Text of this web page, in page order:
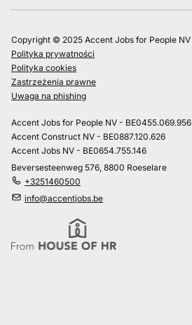
Copyright © 2025 Accent Jobs for People NV
Polityka prywatności
Polityka cookies
Zastrzeżenia prawne
Uwaga na phishing
Accent Jobs for People NV - BE0455.069.956
Accent Construct NV - BE0887.120.626
Accent Jobs NV - BE0654.755.146
Beversesteenweg 576, 8800 Roeselare
+3251460500
info@accentjobs.be